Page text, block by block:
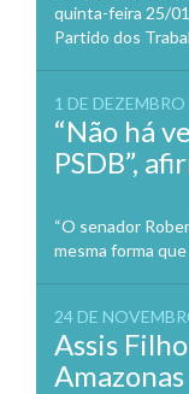
quinta-feira 25/
Partido dos
1 DE
“Não há
PSDB”,
“O senador
mesma forma
24 DE
Assis
Amazonas